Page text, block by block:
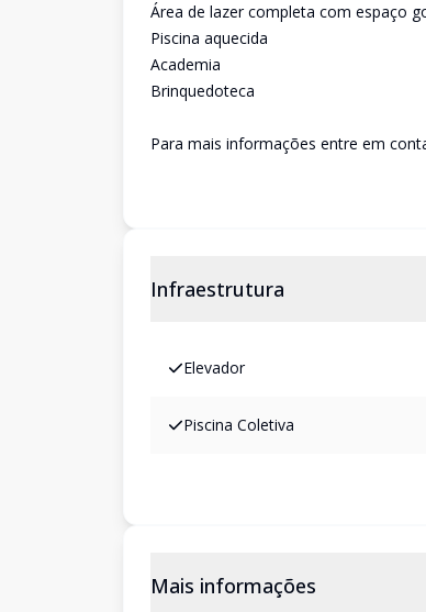
Área de lazer completa com espaço
Piscina aquecida
Academia
Brinquedoteca
Para mais informações entre em
Infraestrutura
Elevador
Piscina Coletiva
Mais informações